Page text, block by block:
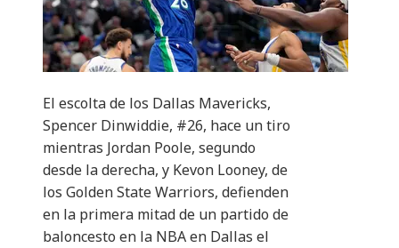
El escolta de los Dallas Mavericks,
Spencer Dinwiddie, #26, hace un tiro
mientras Jordan Poole, segundo
desde la derecha, y Kevon Looney, de
los Golden State Warriors, defienden
en la primera mitad de un partido de
baloncesto en la NBA en Dallas el